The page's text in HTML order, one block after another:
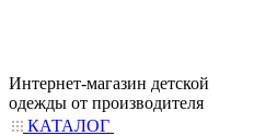
Интернет-магазин детской
одежды от производителя
КАТАЛОГ